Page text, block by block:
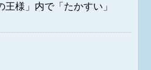
様」内で「たかすい」